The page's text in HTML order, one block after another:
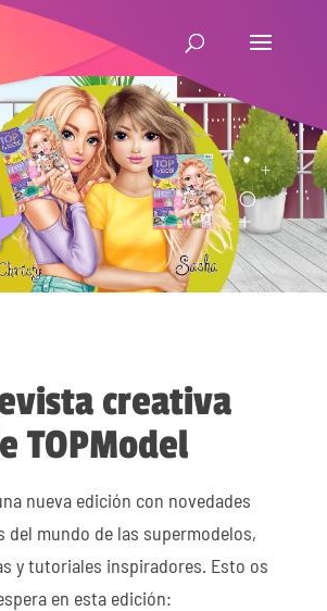
creativa
TOPModel
nueva edición con novedades
del mundo de las supermodelos,
y tutoriales inspiradores. Esto os
en esta edición: